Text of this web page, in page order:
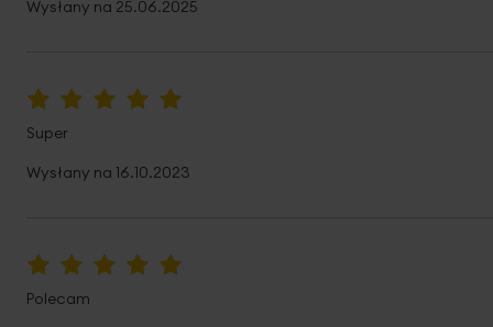
Wysłany na 25.06.2025
Super
Wysłany na 16.10.2023
Polecam